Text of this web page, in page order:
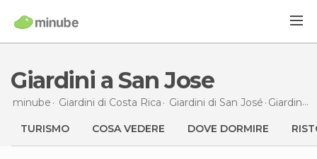
Giardini a San Jose
minube Giardini di Costa Rica Giardini di San José Giardini a
TURISMO COSA VEDERE DOVE DORMIRE